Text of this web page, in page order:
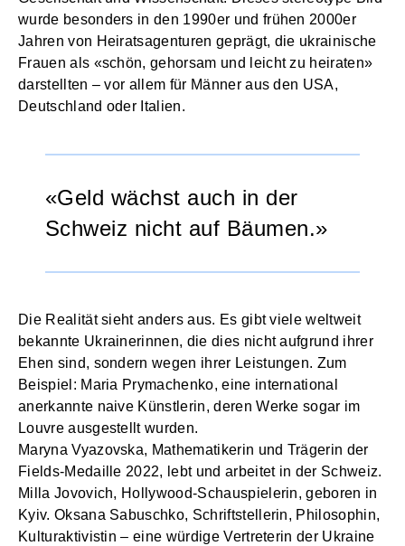
wurde besonders in den 1990er und frühen 2000er
Jahren von Heiratsagenturen geprägt, die ukrainische
Frauen als «schön, gehorsam und leicht zu heiraten»
darstellten – vor allem für Männer aus den USA,
Deutschland oder Italien.
Geld wächst auch in der
Schweiz nicht auf Bäumen.
Die Realität sieht anders aus. Es gibt viele weltweit
bekannte Ukrainerinnen, die dies nicht aufgrund ihrer
Ehen sind, sondern wegen ihrer Leistungen. Zum
Beispiel: Maria Prymachenko, eine international
anerkannte naive Künstlerin, deren Werke sogar im
Louvre ausgestellt wurden.
Maryna Vyazovska, Mathematikerin und Trägerin der
Fields-Medaille 2022, lebt und arbeitet in der Schweiz.
Milla Jovovich, Hollywood-Schauspielerin, geboren in
Kyiv. Oksana Sabuschko, Schriftstellerin, Philosophin,
Kulturaktivistin – eine würdige Vertreterin der Ukraine